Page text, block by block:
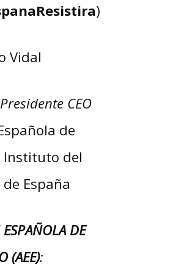
)
Vidal
CEO
de
Instituto del
España
DE
(AEE):